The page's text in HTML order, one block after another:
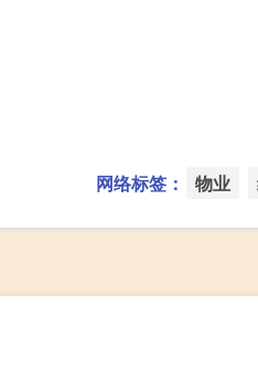
网络标签： 物业